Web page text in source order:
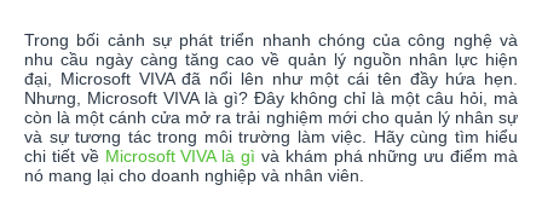
Trong bối cảnh sự phát triển nhanh chóng của công nghệ và
nhu cầu ngày càng tăng cao về quản lý nguồn nhân lực hiện
đại, Microsoft VIVA đã nổi lên như một cái tên đầy hứa hẹn.
Nhưng, Microsoft VIVA là gì? Đây không chỉ là một câu hỏi, mà
còn là một cánh cửa mở ra trải nghiệm mới cho quản lý nhân sự
và sự tương tác trong môi trường làm việc. Hãy cùng tìm hiểu
chi tiết về Microsoft VIVA là gì và khám phá những ưu điểm mà
nó mang lại cho doanh nghiệp và nhân viên.